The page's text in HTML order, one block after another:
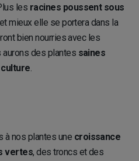
les racines poussent sous
mieux elle se portera dans la
bien nourries avec les
des plantes saines
.
à nos plantes une croissance
vertes, des troncs et des